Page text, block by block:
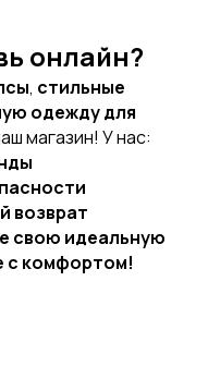
онлайн?
, стильные
одежду для
магазин! У нас:
возврат
свою идеальную
с комфортом!